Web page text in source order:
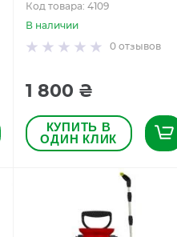
Код товара: 4109
В наличии
0 отзывов
1 800 ₴
КУПИТЬ В
ОДИН КЛИК